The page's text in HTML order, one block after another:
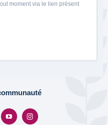
moment via le lien présent